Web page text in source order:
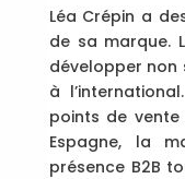
Léa Crépin a
de sa marque.
développer non
à
points de vente
Espagne, la
présence B2B